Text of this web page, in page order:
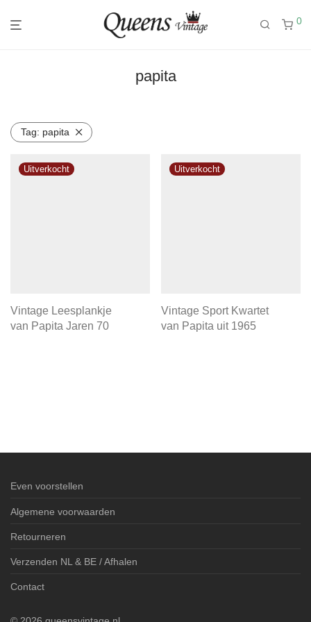
0
papita
Tag: papita
Vintage Leesplankje
van Papita Jaren 70
Vintage Sport Kwartet
van Papita uit 1965
Even voorstellen
Algemene voorwaarden
Retourneren
Verzenden NL & BE / Afhalen
Contact